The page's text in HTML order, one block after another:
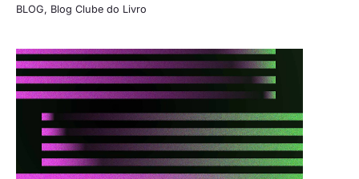
BLOG, Blog Clube do Livro